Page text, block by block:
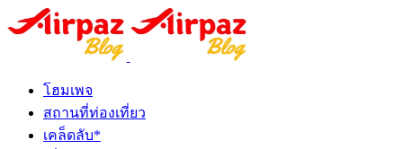
โฮมเพจ
สถานที่ท่องเที่ยว
เคล็ดลับ*